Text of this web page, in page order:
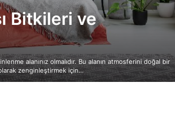
Bitkileri ve
alanınız olmalıdır. Bu alanın atmosferini doğal bir
zenginleştirmek için…